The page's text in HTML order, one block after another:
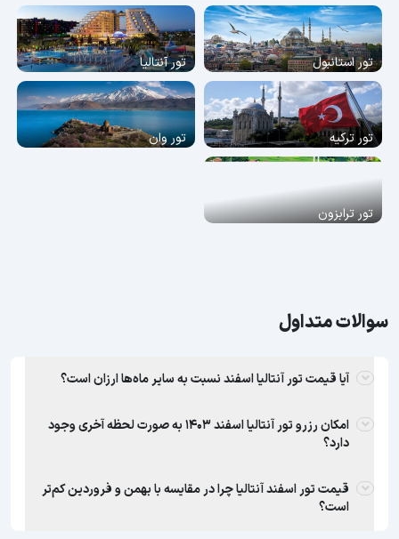
تور استانبول تور آنتالیا
تور ترکیه تور وان
تور ترابزون
سوالات متداول
آیا قیمت تور آنتالیا اسفند نسبت به سایر ماه‌ها ارزان است؟
امکان رزرو تور آنتالیا اسفند 1403 به صورت لحظه آخری وجود
دارد؟
قیمت تور اسفند آنتالیا چرا در مقایسه با بهمن و فروردین کم‌تر
است؟